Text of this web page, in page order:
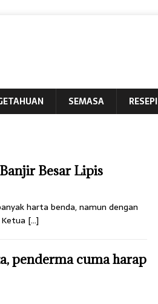
SEMASA RESEPI
Besar Lipis
harta benda, namun dengan
[…]
penderma cuma harap